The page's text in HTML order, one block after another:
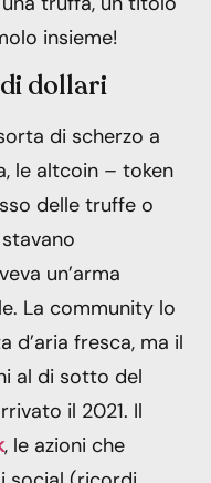
insieme!
dollari
di scherzo a
le altcoin – token
delle truffe o
un’arma
La community lo
d’aria fresca, ma il
al di sotto del
il 2021. Il
, le azioni che